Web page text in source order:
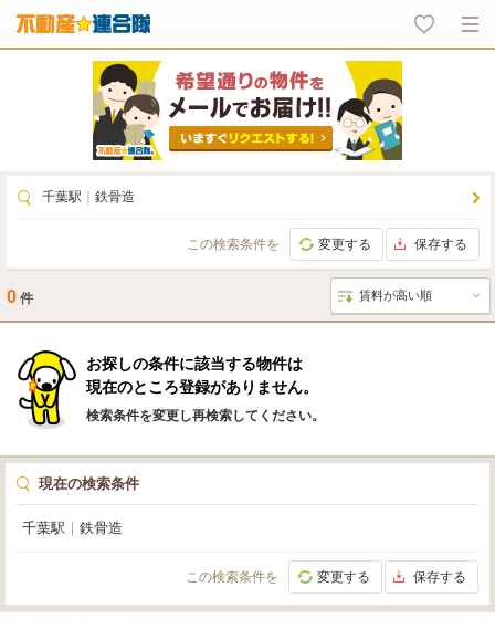
千葉駅 鉄骨造
この検索条件を 変更する 保存する
0 件
お探しの条件に該当する物件は
現在のところ登録がありません。
検索条件を変更し再検索してください。
現在の検索条件
千葉駅 鉄骨造
この検索条件を 変更する 保存する